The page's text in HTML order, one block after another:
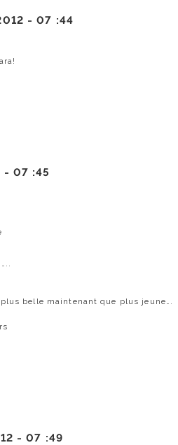
-07 :44
- 07 :45
belle maintenant que plus jeune….
-07 :49